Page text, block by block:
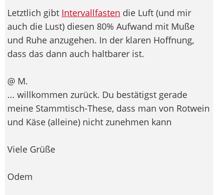
Letztlich gibt Intervallfasten die Luft (und mir
auch die Lust) diesen 80% Aufwand mit Muße
und Ruhe anzugehen. In der klaren Hoffnung,
dass das dann auch haltbarer ist.
@ M.
... willkommen zurück. Du bestätigst gerade
meine Stammtisch-These, dass man von Rotwein
und Käse (alleine) nicht zunehmen kann
Viele Grüße
Odem